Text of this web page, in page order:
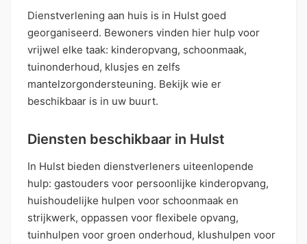
Dienstverlening aan huis is in Hulst goed
georganiseerd. Bewoners vinden hier hulp voor
vrijwel elke taak: kinderopvang, schoonmaak,
tuinonderhoud, klusjes en zelfs
mantelzorgondersteuning. Bekijk wie er
beschikbaar is in uw buurt.
Diensten beschikbaar in Hulst
In Hulst bieden dienstverleners uiteenlopende
hulp: gastouders voor persoonlijke kinderopvang,
huishoudelijke hulpen voor schoonmaak en
strijkwerk, oppassen voor flexibele opvang,
tuinhulpen voor groen onderhoud, klushulpen voor